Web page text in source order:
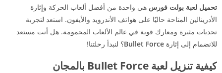
تحميل لعبة بولت فورس هي واحدة من أفضل ألعاب الحركة وإثارة
الأدرينالين المتاحة حاليًا على هواتف الأندرويد والأيفون. استعد لتجربة
تحديات مثيرة ومعارك قوية في عالم الألعاب المحمومة. هل أنت مستعد
للانضمام إلى إثارة Bullet Force؟ لنبدأ رحلتنا!
كيفية تنزيل لعبة Bullet Force بالمجان